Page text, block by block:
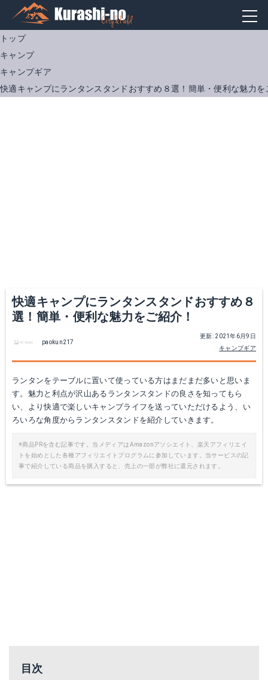
トップ
キャンプ
キャンプギア
快適キャンプにランタンスタンドおすすめ８選！簡単・便利な魅力を
快適キャンプにランタンスタンドおすすめ８
選！簡単・便利な魅力をご紹介！
更新: 2021年6月9日
キャンプギア
paokun217
ランタンをテーブルに置いて使っている方はまだまだ多いと思いま
す。魅力と利点が沢山あるランタンスタンドの良さを知ってもら
い、より快適で楽しいキャンプライフを送っていただけるよう、い
ろいろな角度からランタンスタンドを紹介していきます。
※商品PRを含む記事です。当メディアはAmazonアソシエイト、楽天アフィリエイ
トを始めとした各種アフィリエイトプログラムに参加しています。当サービスの記
事で紹介している商品を購入すると、売上の一部が弊社に還元されます。
目次
Amazonで詳細を見る
楽天で詳細を見る